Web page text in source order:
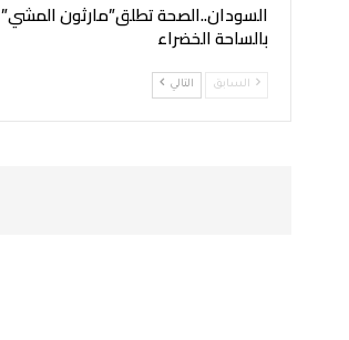
السودان..الصحة تطلق”مارثون المشي”
بالساحة الخضراء
السابق التالي